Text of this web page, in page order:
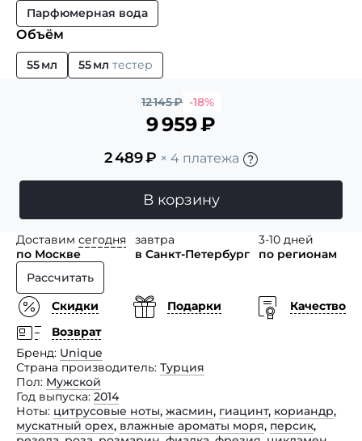
Парфюмерная вода
Объём
55 мл 55 мл тестер
12 145₽ -18%
9 959₽
2 489₽ × 4 платежа
В корзину
Доставим сегодня
по Москве
завтра
в Санкт-Петербург
3-10 дней
по регионам
Рассчитать
Скидки
Подарки
Качество
Возврат
Бренд Unique
Страна производитель Турция
Пол Мужской
Год выпуска 2014
Ноты цитрусовые ноты, жасмин, гиацинт, кориандр,
мускатный орех, влажные ароматы моря, персик,